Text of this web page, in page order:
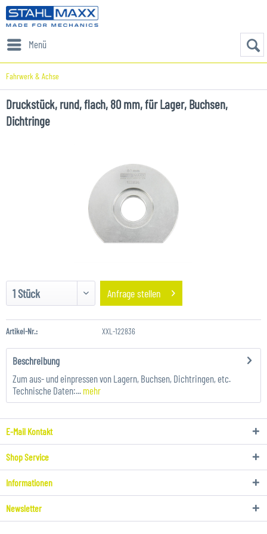
Menü
Fahrwerk & Achse
Druckstück, rund, flach, 80 mm, für Lager, Buchsen,
Dichtringe
Anfrage stellen
Artikel-Nr.: XXL-122836
Beschreibung
Zum aus- und einpressen von Lagern, Buchsen, Dichtringen, etc.
Technische Daten:... mehr
E-Mail Kontakt
Shop Service
Informationen
Newsletter